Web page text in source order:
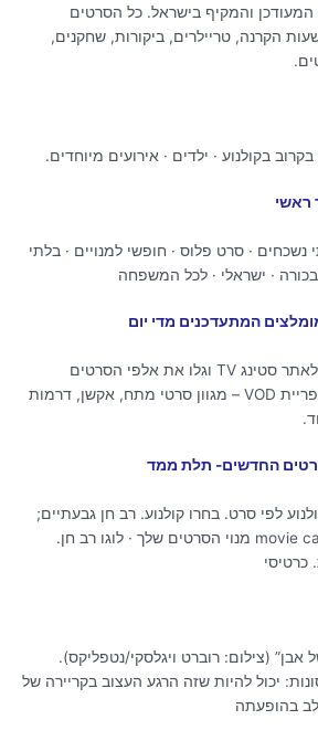
והמקיף בישראל. כל הסרטים
הקרנה, טריילרים, ביקורות, שחקנים,
בקולנוע · ילדים · אירועים מיוחדים.
ראשי
· סרט פלוס · חופשי למנויים · בלתי
· ישראלי · לכל המשפחה
המתעדכנים מדי יום
אוהבים סרטים? היכנסו לאתר סטינג TV וגלו את אלפי הסרטים
המתעדכנים מדי יום בספריית VOD – מגוון סרטי מתח, אקשן, דרמות
החדשים- תלת ממד
לפי סרט. בחרו קולנוע. רב חן גבעתיים;
רב חן דיזינגוף; רב חן movie card מנוי הסרטים שלך · לוגו רב חן.
כרטיסי
אבן” (צילום: רוברט ויגלסקי/נטפליקס).
יכול להיות שזה הרגע העצוב בקריירה של
בהופעתה